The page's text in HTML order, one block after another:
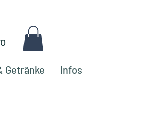
Getränke Infos